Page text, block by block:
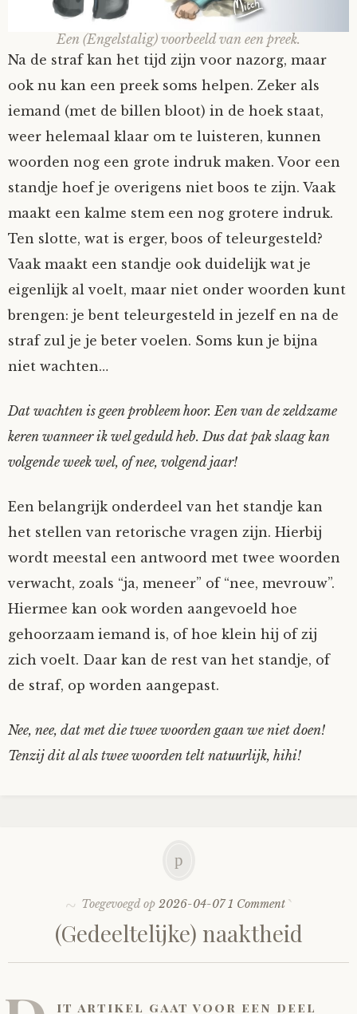
Een (Engelstalig) voorbeeld van een preek.
Na de straf kan het tijd zijn voor nazorg, maar
ook nu kan een preek soms helpen. Zeker als
iemand (met de billen bloot) in de hoek staat,
weer helemaal klaar om te luisteren, kunnen
woorden nog een grote indruk maken. Voor een
standje hoef je overigens niet boos te zijn. Vaak
maakt een kalme stem een nog grotere indruk.
Ten slotte, wat is erger, boos of teleurgesteld?
Vaak maakt een standje ook duidelijk wat je
eigenlijk al voelt, maar niet onder woorden kunt
brengen: je bent teleurgesteld in jezelf en na de
straf zul je je beter voelen. Soms kun je bijna
niet wachten…
Dat wachten is geen probleem hoor. Een van de zeldzame
keren wanneer ik wel geduld heb. Dus dat pak slaag kan
volgende week wel, of nee, volgend jaar!
Een belangrijk onderdeel van het standje kan
het stellen van retorische vragen zijn. Hierbij
wordt meestal een antwoord met twee woorden
verwacht, zoals “ja, meneer” of “nee, mevrouw”.
Hiermee kan ook worden aangevoeld hoe
gehoorzaam iemand is, of hoe klein hij of zij
zich voelt. Daar kan de rest van het standje, of
de straf, op worden aangepast.
Nee, nee, dat met die twee woorden gaan we niet doen!
Tenzij dit al als twee woorden telt natuurlijk, hihi!
Toegevoegd op 2026-04-07 1 Comment
(Gedeeltelijke) naaktheid
it artikel gaat voor een deel